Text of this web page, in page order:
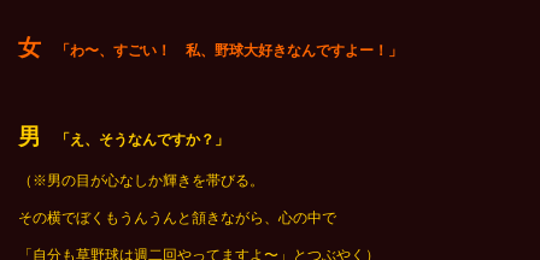
女 「わ〜、すごい！ 私、野球大好きなんですよー！」
男 「え、そうなんですか？」
（※男の目が心なしか輝きを帯びる。
その横でぼくもうんうんと頷きながら、心の中で
「自分も草野球は週二回やってますよ〜」とつぶやく）